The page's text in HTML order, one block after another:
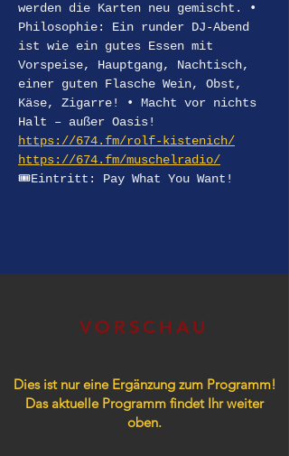
werden die Karten neu gemischt. •
Philosophie: Ein runder DJ-Abend
ist wie ein gutes Essen mit
Vorspeise, Hauptgang, Nachtisch,
einer guten Flasche Wein, Obst,
Käse, Zigarre! • Macht vor nichts
Halt – außer Oasis!
https://674.fm/rolf-kistenich/
https://674.fm/muschelradio/
🎟️Eintritt: Pay What You Want!
VORSCHAU
Dies ist nur eine Ergänzung zum Programm!
Das aktuelle Programm findet Ihr weiter
oben.